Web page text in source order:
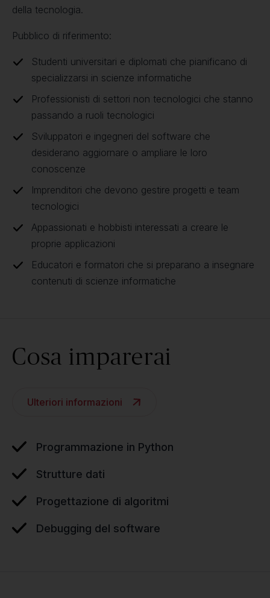
della tecnologia.
Pubblico di riferimento:
Studenti universitari e diplomati che pianificano di
specializzarsi in scienze informatiche
Professionisti di settori non tecnologici che stanno
passando a ruoli tecnologici
Sviluppatori e ingegneri del software che
desiderano aggiornare o ampliare le loro
conoscenze
Imprenditori che devono gestire progetti e team
tecnologici
Appassionati e hobbisti interessati a creare le
proprie applicazioni
Educatori e formatori che si preparano a insegnare
contenuti di scienze informatiche
Cosa imparerai
Ulteriori informazioni
Programmazione in Python
Strutture dati
Progettazione di algoritmi
Debugging del software